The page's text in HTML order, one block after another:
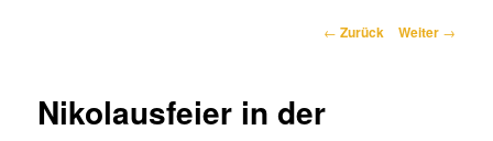
Beitrags-
← Zurück Weiter →
Nikolausfeier in der